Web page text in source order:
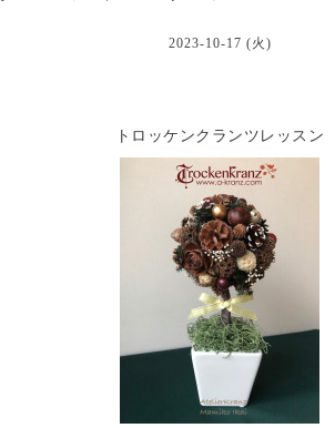
2023-10-17 (火)
トロッケンクランツレッスン